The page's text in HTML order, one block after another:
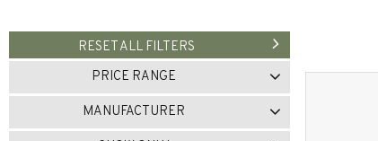
RESET ALL FILTERS
PRICE RANGE
279 1 384
MANUFACTURER